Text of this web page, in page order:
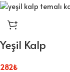
Yeşil Kalp
282₺